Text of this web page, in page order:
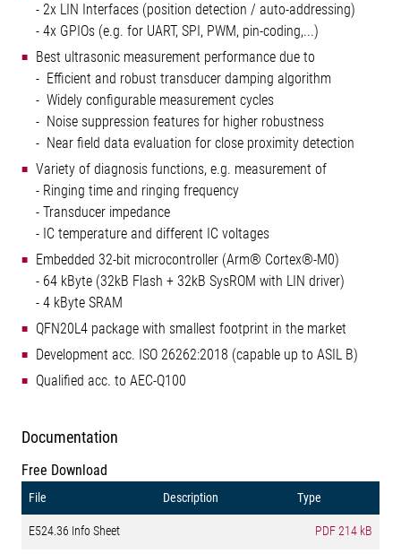
- 2x LIN Interfaces (position detection / auto-addressing)
- 4x GPIOs (e.g. for UART, SPI, PWM, pin-coding,...)
Best ultrasonic measurement performance due to
- Efficient and robust transducer damping algorithm
- Widely configurable measurement cycles
- Noise suppression features for higher robustness
- Near field data evaluation for close proximity detection
Variety of diagnosis functions, e.g. measurement of
- Ringing time and ringing frequency
- Transducer impedance
- IC temperature and different IC voltages
Embedded 32-bit microcontroller (Arm® Cortex®-M0)
- 64 kByte (32kB Flash + 32kB SysROM with LIN driver)
- 4 kByte SRAM
QFN20L4 package with smallest footprint in the market
Development acc. ISO 26262:2018 (capable up to ASIL B)
Qualified acc. to AEC-Q100
Documentation
Free Download
File Description Type
E524.36 Info Sheet PDF214 kB